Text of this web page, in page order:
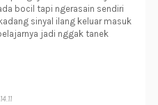
bocil tapi ngerasain sendiri
sinyal ilang keluar masuk
jadi nggak tanek